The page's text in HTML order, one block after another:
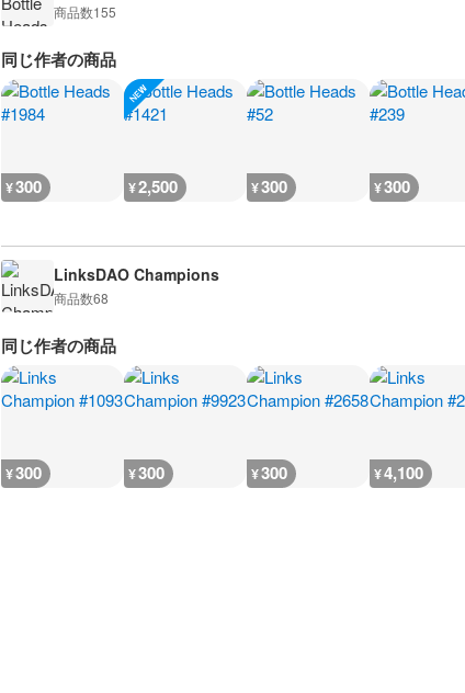
商品数155
同じ作者の商品
¥300 ¥2,500 ¥300 ¥300
LinksDAO Champions
商品数68
同じ作者の商品
¥300 ¥300 ¥300 ¥4,100